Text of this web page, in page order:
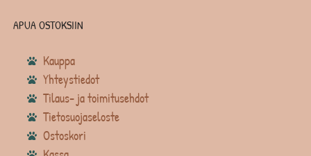
APUA OSTOKSIIN
Kauppa
Yhteystiedot
Tilaus- ja toimitusehdot
Tietosuojaseloste
Ostoskori